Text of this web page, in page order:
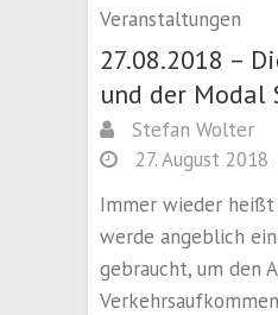
Veranstaltungen
27.08.2018 –
und der Modal
Stefan Wolter
27. August 2018
Immer wieder heißt
werde angeblich
gebraucht, um den